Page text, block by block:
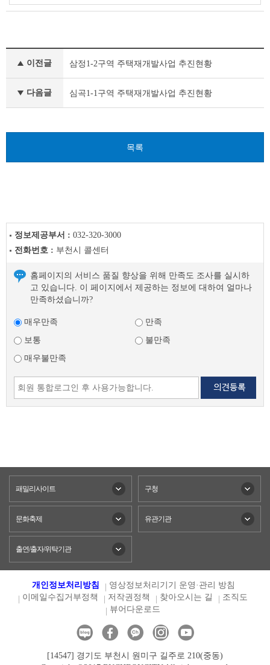
행
다
이전글 삼정1-2구역 주택재개발사업 추진현황
다음글 심곡1-1구역 주택재개발사업 추진현황
목록
정보제공부서 : 032-320-3000
전화번호 : 부천시 콜센터
홈페이지의 서비스 품질 향상을 위해 만족도 조사를 실시하
고 있습니다. 이 페이지에서 제공하는 정보에 대하여 얼마나
만족하셨습니까?
매우만족
만족
보통
불만족
매우불만족
패밀리사이트 구청
문화축제 유관기관
출연/출자/위탁기관
개인정보처리방침
영상정보처리기기 운영·관리 방침
이메일수집거부정책
저작권정책 찾아오시는 길
조직도
뷰어다운로드
[14547] 경기도 부천시 원미구 길주로 210(중동)